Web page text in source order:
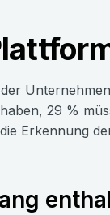
29 %
Erkennung